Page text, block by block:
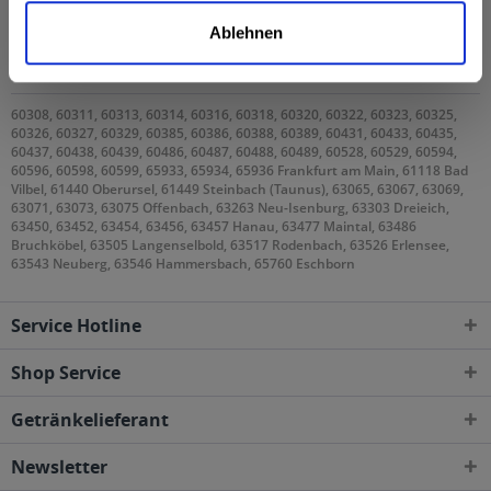
Ablehnen
Licher Isotonisch Alkoholfrei 24 x 0,33l wird in den
folgenden Regionen, Städten, Orten und Postleitzahl-
Gebieten geliefert
60308, 60311, 60313, 60314, 60316, 60318, 60320, 60322, 60323, 60325,
60326, 60327, 60329, 60385, 60386, 60388, 60389, 60431, 60433, 60435,
60437, 60438, 60439, 60486, 60487, 60488, 60489, 60528, 60529, 60594,
60596, 60598, 60599, 65933, 65934, 65936 Frankfurt am Main, 61118 Bad
Vilbel, 61440 Oberursel, 61449 Steinbach (Taunus), 63065, 63067, 63069,
63071, 63073, 63075 Offenbach, 63263 Neu-Isenburg, 63303 Dreieich,
63450, 63452, 63454, 63456, 63457 Hanau, 63477 Maintal, 63486
Bruchköbel, 63505 Langenselbold, 63517 Rodenbach, 63526 Erlensee,
63543 Neuberg, 63546 Hammersbach, 65760 Eschborn
Service Hotline
Shop Service
Getränkelieferant
Newsletter